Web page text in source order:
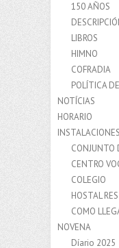
150 AÑOS
LIBROS
HIMNO
COFRADIA
POLÍTICA
NOTÍCIAS
HORARIO
INSTALACIONES
CONJUNTO
CENTRO
COLEGIO
HOSTAL
COMO
NOVENA
Díario 2025